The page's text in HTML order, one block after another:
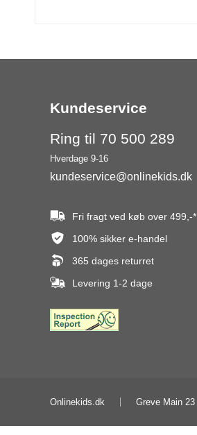
Kundeservice
Ring til 70 500 289
Hverdage 9-16
kundeservice@onlinekids.dk
Fri fragt ved køb over 499,-*
100% sikker e-handel
365 dages returret
Levering 1-2 dage
Onlinekids.dk Greve Main 23